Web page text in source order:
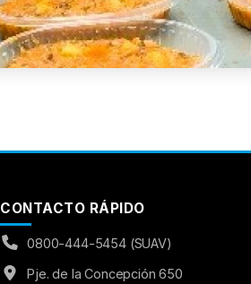
CONTACTO RÁPIDO
0800-444-5454 (SUAV)
Pje. de la Concepción 650